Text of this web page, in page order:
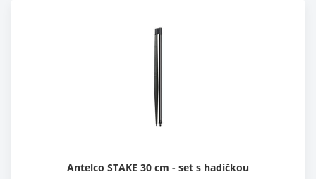
Antelco STAKE 30 cm - set s hadičkou